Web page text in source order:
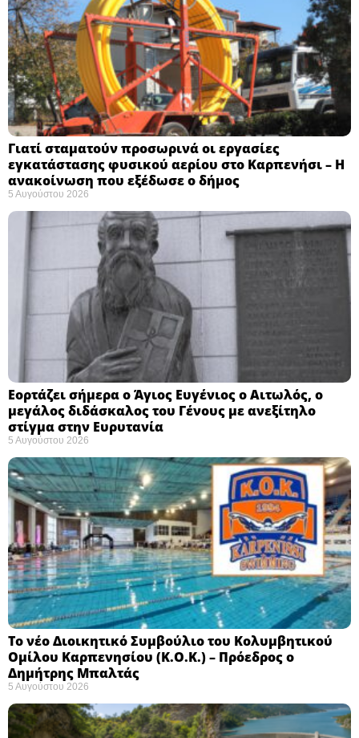
Γιατί σταματούν προσωρινά οι εργασίες
εγκατάστασης φυσικού αερίου στο Καρπενήσι – Η
ανακοίνωση που εξέδωσε ο δήμος
5 Αυγούστου 2026
Εορτάζει σήμερα ο Άγιος Ευγένιος ο Αιτωλός, ο
μεγάλος διδάσκαλος του Γένους με ανεξίτηλο
στίγμα στην Ευρυτανία
5 Αυγούστου 2026
Το νέο Διοικητικό Συμβούλιο του Κολυμβητικού
Ομίλου Καρπενησίου (Κ.Ο.Κ.) – Πρόεδρος ο
Δημήτρης Μπαλτάς
5 Αυγούστου 2026